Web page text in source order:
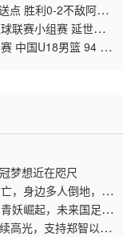
点 胜利0-2不敌阿尔
联赛小组赛 延世大
中国U18男篮 94 -
梦想近在咫尺
，身边多人倒地，至
妖崛起，未来国足新
高光，支持郑智以教